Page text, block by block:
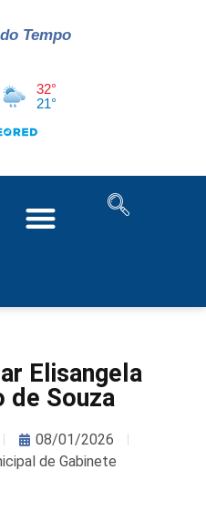
Tempo
Elisangela
de Souza
08/01/2026
de Gabinete